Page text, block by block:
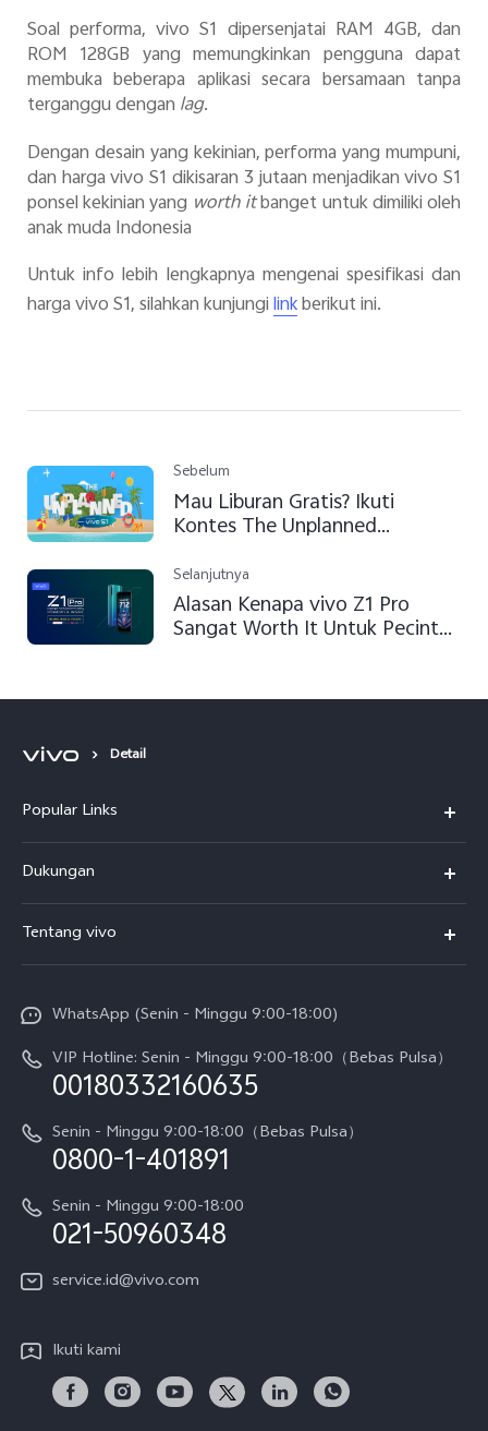
Soal performa, vivo S1 dipersenjatai RAM 4GB, dan
ROM 128GB yang memungkinkan pengguna dapat
membuka beberapa aplikasi secara bersamaan tanpa
terganggu dengan lag.
Dengan desain yang kekinian, performa yang mumpuni,
dan harga vivo S1 dikisaran 3 jutaan menjadikan vivo S1
ponsel kekinian yang worth itbanget untuk dimiliki oleh
anak muda Indonesia
Untuk info lebih lengkapnya mengenai spesifikasi dan
harga vivo S1, silahkan kunjungilinkberikut ini.
Sebelum
Mau Liburan Gratis? Ikuti
Kontes The Unplanned
Selanjutnya
Alasan Kenapa vivo Z1 Pro
Sangat Worth It Untuk Pecinta
Detail
Popular Links
T5
T5 Pro
V70
V70 FE
Y05
X300 Pro
Gerai Terdekat
Dukungan
Service Center
Funtouch OS
Pembaruan Sistem
Harga Spare Part
Otentikasi IMEI
Kebijakan Garansi vivo
Layanan Perbaikan Antar Jemput
Unduh LUT untuk Memulihkan Log
Tentang vivo
Sejarah
Berita
Pemberitahuan Hukum
Tentang Kami
Pusat Privasi vivo
WhatsApp (Senin - Minggu 9:00-18:00)
VIP Hotline: Senin - Minggu 9:00-18:00（Bebas Pulsa）
00180332160635
Senin - Minggu 9:00-18:00（Bebas Pulsa）
0800-1-401891
Senin - Minggu 9:00-18:00
021-50960348
service.id@vivo.com
Ikuti kami